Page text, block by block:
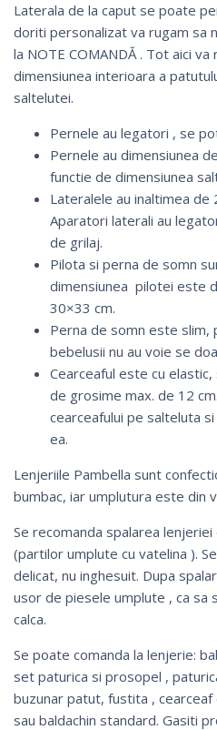
Laterala de la caput se poate
doriti personalizat va rugam sa
la NOTE COMANDĂ . Tot aici
dimensiunea interioara a
saltelutei.
Pernele au legatori , se
Pernele au dimensiunea
functie de dimensiunea
Lateralele au inaltimea de
Aparatori laterali au
de grilaj.
Pilota si perna de somn
dimensiunea pilotei este
30×33 cm.
Perna de somn este
bebelusii nu au voie se
Cearceaful este cu
de grosime max. de 12
cearceafului pe salteluta
ea.
Lenjeriile Pambella sunt
bumbac, iar umplutura este din
Se recomanda spalarea
(partilor umplute cu vatelina ).
delicat, nu inghesuit. Dupa
usor de piesele umplute , ca sa
calca.
Se poate comanda la lenjerie:
set paturica si prosopel ,
buzunar patut, fustita , cearceaf
sau baldachin standard. Gasiti